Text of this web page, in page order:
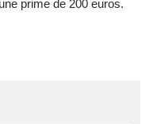
prime de 200 euros.